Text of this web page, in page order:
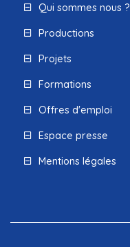
Qui sommes nous ?
Productions
Projets
Formations
Offres d'emploi
Espace presse
Mentions légales